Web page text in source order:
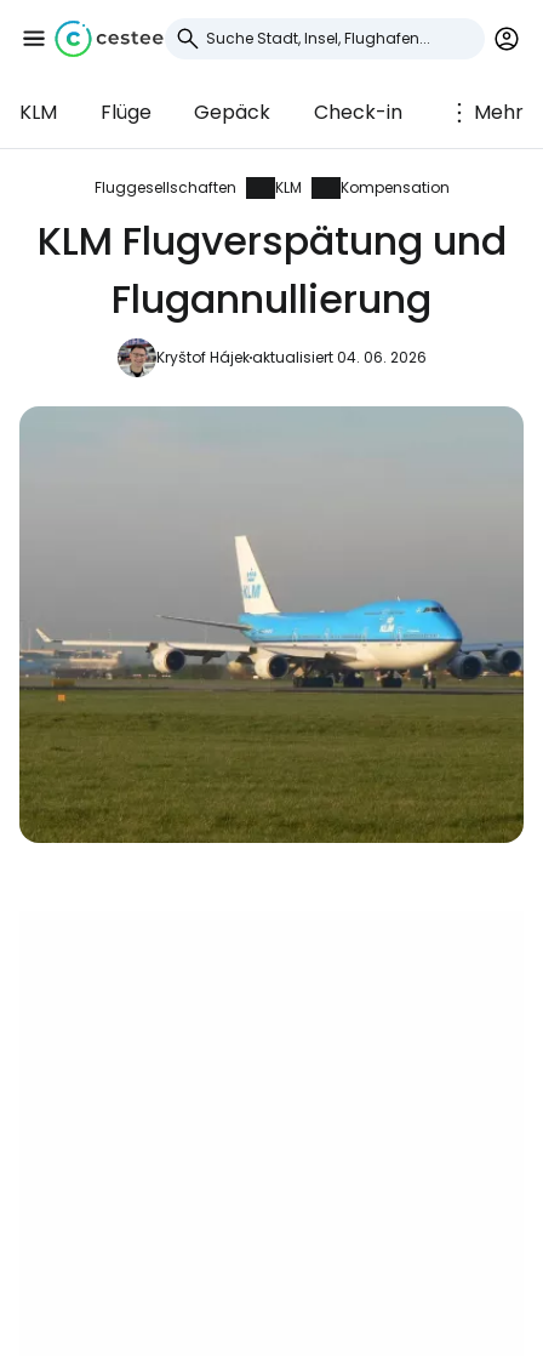
KLM Flüge Gepäck Check-in Mehr
Fluggesellschaften KLM Kompensation
KLM Flugverspätung und
Flugannullierung
Kryštof Hájekaktualisiert 04. 06. 2026
Anmeldung bei
Cestee
... die weltweite Reise-Community